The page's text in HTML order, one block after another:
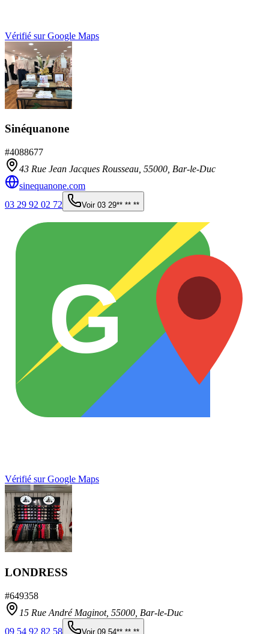
Vérifié sur Google Maps
Sinéquanone
#4088677
43 Rue Jean Jacques Rousseau, 55000 Bar-le-Duc
sinequanone.com
03 29 92 02 72
Voir 03 29** ** **
G
Vérifié sur Google Maps
LONDRESS
#649358
15 Rue André Maginot, 55000 Bar-le-Duc
09 54 92 82 58
Voir 09 54** ** **